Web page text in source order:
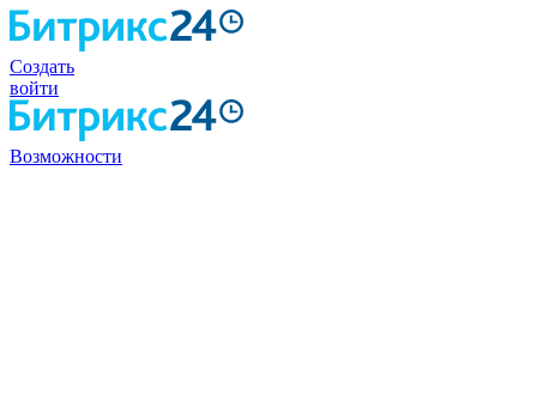
Создать
войти
Возможности